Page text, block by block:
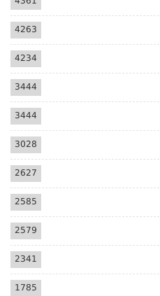
4263
4234
3444
3444
3028
2627
2585
2579
2341
1785